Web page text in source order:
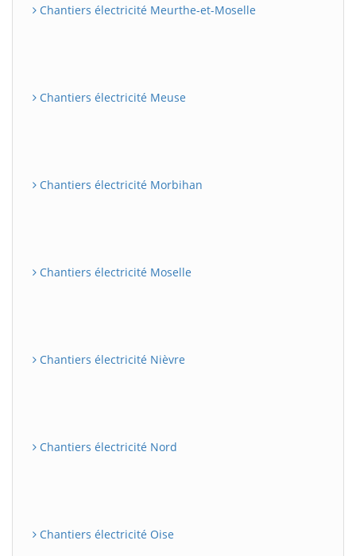
Chantiers électricité Meurthe-et-Moselle
Chantiers électricité Meuse
Chantiers électricité Morbihan
Chantiers électricité Moselle
Chantiers électricité Nièvre
Chantiers électricité Nord
Chantiers électricité Oise